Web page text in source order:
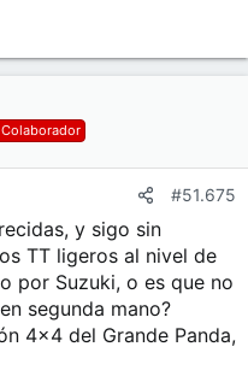
#51.675
y sigo sin
TT ligeros al nivel de
por Suzuki, o es que no
segunda mano?
4x4 del Grande Panda,